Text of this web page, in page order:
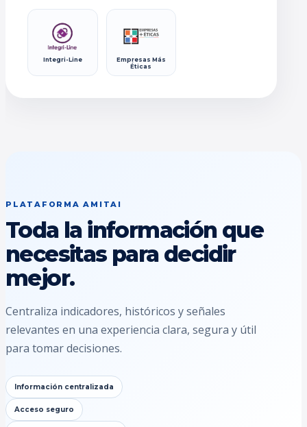
Integri-Line
Empresas Más
Éticas
PLATAFORMA AMITAI
Toda la información que
necesitas para decidir
mejor.
Centraliza indicadores, históricos y señales
relevantes en una experiencia clara, segura y útil
para tomar decisiones.
Información centralizada
Acceso seguro